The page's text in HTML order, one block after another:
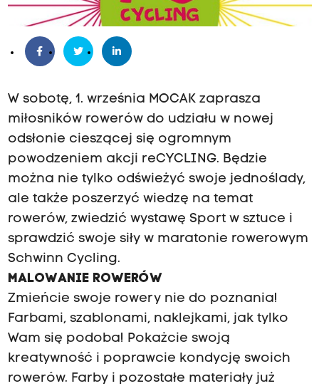
W sobotę, 1. września MOCAK zaprasza
miłosników rowerów do udziału w nowej
odsłonie cieszącej się ogromnym
powodzeniem akcji reCYCLING. Będzie
można nie tylko odświeżyć swoje jednoślady,
ale także poszerzyć wiedzę na temat
rowerów, zwiedzić wystawę Sport w sztuce i
sprawdzić swoje siły w maratonie rowerowym
Schwinn Cycling.
MALOWANIE ROWERÓW
Zmieńcie swoje rowery nie do poznania!
Farbami, szablonami, naklejkami, jak tylko
Wam się podoba! Pokażcie swoją
kreatywność i poprawcie kondycję swoich
rowerów. Farby i pozostałe materiały już